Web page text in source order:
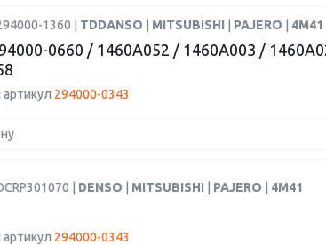
1360 | TDDANSO MITSUBISHI PAJERO 4M41
0660 / 1460A052 / 1460A003 /
294000-0343
| DENSO MITSUBISHI PAJERO 4M41
294000-0343